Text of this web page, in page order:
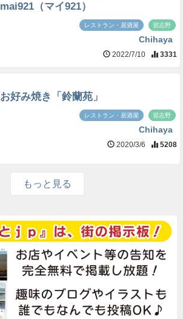
mai921（マイ921）
レストラン・居酒屋 習志野
Chihaya
2022/7/10 3331
お好み焼き「鈴蘭苑」
レストラン・居酒屋 習志野
Chihaya
2020/3/6 5208
もっと見る